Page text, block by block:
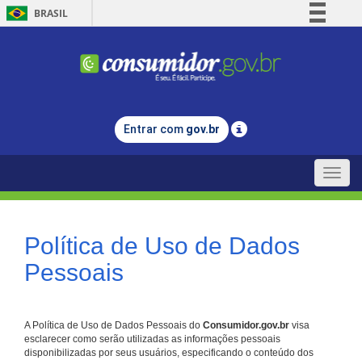
BRASIL
Comunica BR
Legislação
Entrar com gov.br
Toggle
Política de Uso de Dados
Pessoais
A Política de Uso de Dados Pessoais do Consumidor.gov.br visa
esclarecer como serão utilizadas as informações pessoais
disponibilizadas por seus usuários, especificando o conteúdo dos